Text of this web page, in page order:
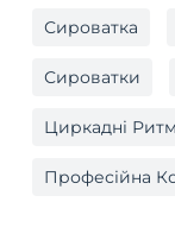
Сироватка
Сироватки
Циркадні
Професійна